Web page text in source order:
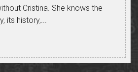
Cristina. She knows the
its history,...